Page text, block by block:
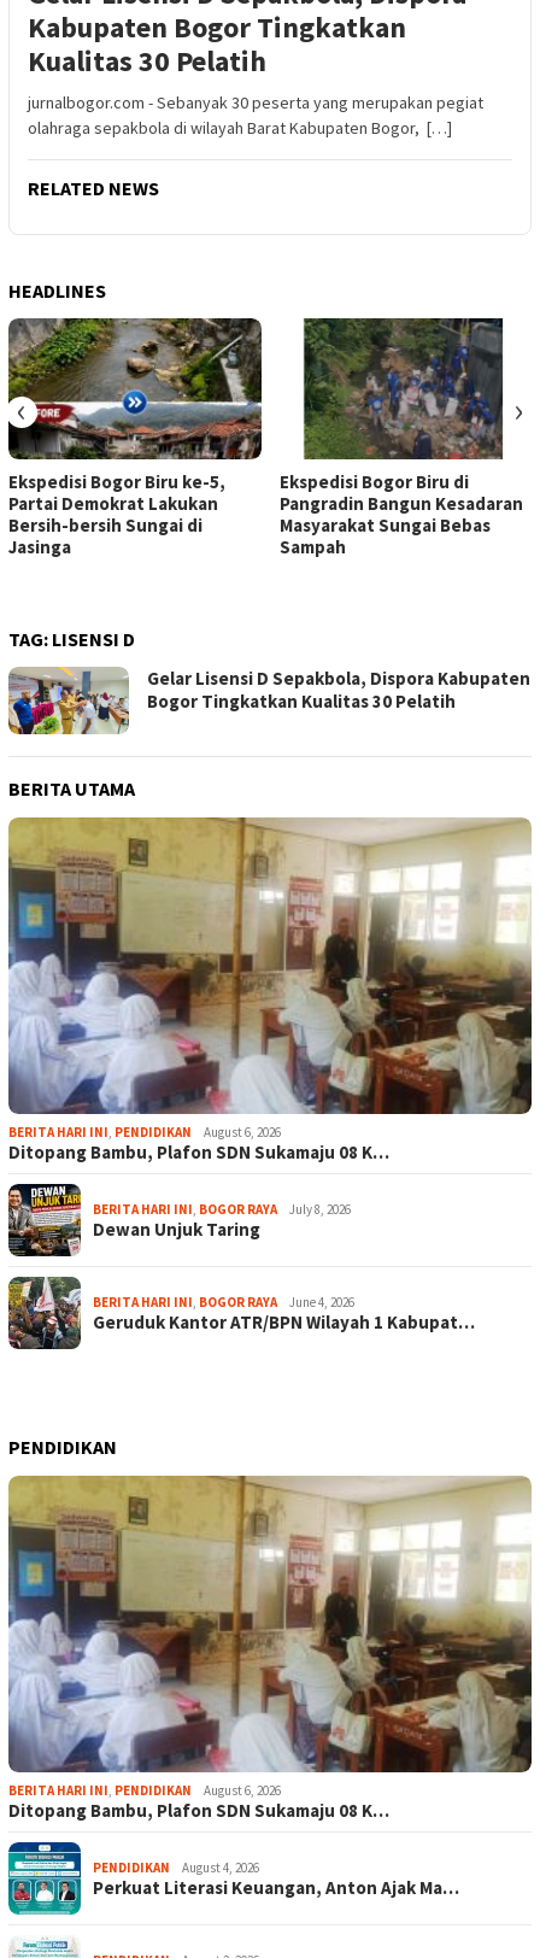
Kabupaten Bogor Tingkatkan
Kualitas 30 Pelatih
jurnalbogor.com - Sebanyak 30 peserta yang merupakan pegiat
olahraga sepakbola di wilayah Barat Kabupaten Bogor, […]
RELATED NEWS
HEADLINES
Ekspedisi Bogor Biru ke-5,
Partai Demokrat Lakukan
Bersih-bersih Sungai di
Jasinga
Ekspedisi Bogor Biru di
Pangradin Bangun Kesadaran
Masyarakat Sungai Bebas
Sampah
‹ ›
TAG: LISENSI D
Gelar Lisensi D Sepakbola, Dispora Kabupaten
Bogor Tingkatkan Kualitas 30 Pelatih
BERITA UTAMA
BERITA HARI INI, PENDIDIKAN August 6, 2026
Ditopang Bambu, Plafon SDN Sukamaju 08 K…
BERITA HARI INI, BOGOR RAYA July 8, 2026
Dewan Unjuk Taring
BERITA HARI INI, BOGOR RAYA June 4, 2026
Geruduk Kantor ATR/BPN Wilayah 1 Kabupat…
PENDIDIKAN
BERITA HARI INI, PENDIDIKAN August 6, 2026
Ditopang Bambu, Plafon SDN Sukamaju 08 K…
PENDIDIKAN August 4, 2026
Perkuat Literasi Keuangan, Anton Ajak Ma…